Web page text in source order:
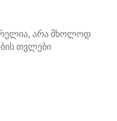
არა მხოლოდ
თვლები